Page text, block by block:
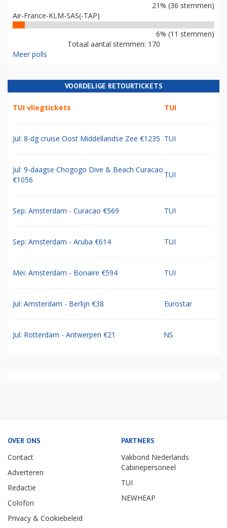
21% (36 stemmen)
Air-France-KLM-SAS(-TAP)
6% (11 stemmen)
Totaal aantal stemmen: 170
Meer polls
VOORDELIGE RETOURTICKETS
TUI vliegtickets TUI
Jul: 8-dg cruise Oost Middellandse Zee €1235 TUI
Jul: 9-daagse Chogogo Dive & Beach Curacao
€1056
TUI
Sep: Amsterdam - Curacao €569 TUI
Sep: Amsterdam - Aruba €614 TUI
Mei: Amsterdam - Bonaire €594 TUI
Jul: Amsterdam - Berlijn €38 Eurostar
Jul: Rotterdam - Antwerpen €21 NS
OVER ONS
Contact
Adverteren
Redactie
Colofon
Privacy & Cookiebeleid
PARTNERS
Vakbond Nederlands
Cabinepersoneel
TUI
NEWHEAP